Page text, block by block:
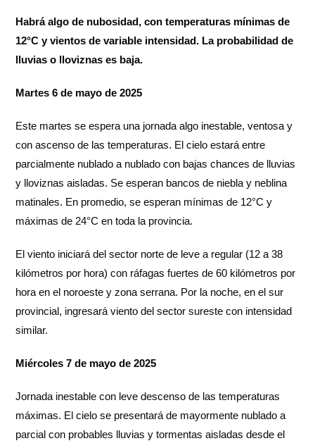
Habrá algo de nubosidad, con temperaturas mínimas de
12°C y vientos de variable intensidad. La probabilidad de
lluvias o lloviznas es baja.
Martes 6 de mayo de 2025
Este martes se espera una jornada algo inestable, ventosa y
con ascenso de las temperaturas. El cielo estará entre
parcialmente nublado a nublado con bajas chances de lluvias
y lloviznas aisladas. Se esperan bancos de niebla y neblina
matinales. En promedio, se esperan mínimas de 12°C y
máximas de 24°C en toda la provincia.
El viento iniciará del sector norte de leve a regular (12 a 38
kilómetros por hora) con ráfagas fuertes de 60 kilómetros por
hora en el noroeste y zona serrana. Por la noche, en el sur
provincial, ingresará viento del sector sureste con intensidad
similar.
Miércoles 7 de mayo de 2025
Jornada inestable con leve descenso de las temperaturas
máximas. El cielo se presentará de mayormente nublado a
parcial con probables lluvias y tormentas aisladas desde el